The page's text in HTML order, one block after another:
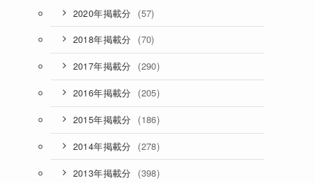
2020年掲載分 (57)
2018年掲載分 (70)
2017年掲載分 (290)
2016年掲載分 (205)
2015年掲載分 (186)
2014年掲載分 (278)
2013年掲載分 (398)